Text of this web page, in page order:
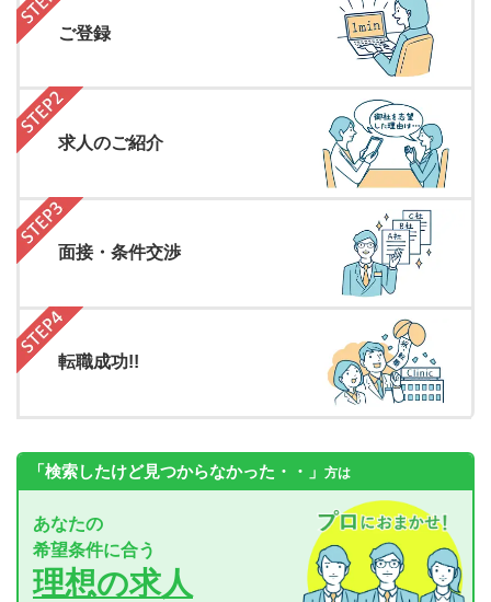
ご登録
求人のご紹介
面接・条件交渉
転職成功!!
「検索したけど見つからなかった・・」 方は
あなたの
希望条件に合う
理想の求人